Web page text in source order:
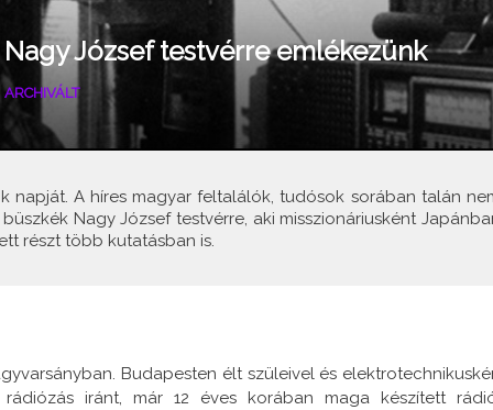
József testvérre emlékezünk
ARCHIVÁLT
napját. A híres magyar feltalálók, tudósok sorában talán
Nagy József testvérre, aki misszionáriusként
részt több kutatásban is.
Budapesten élt szüleivel és
iránt, már 12 éves korában maga készített